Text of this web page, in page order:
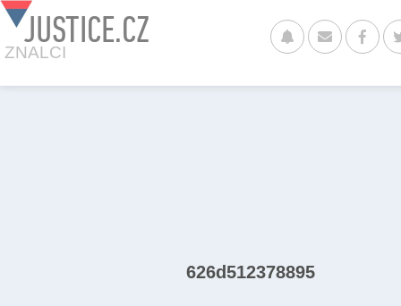
JUSTICE.CZ
ZNALCI
626d512378895